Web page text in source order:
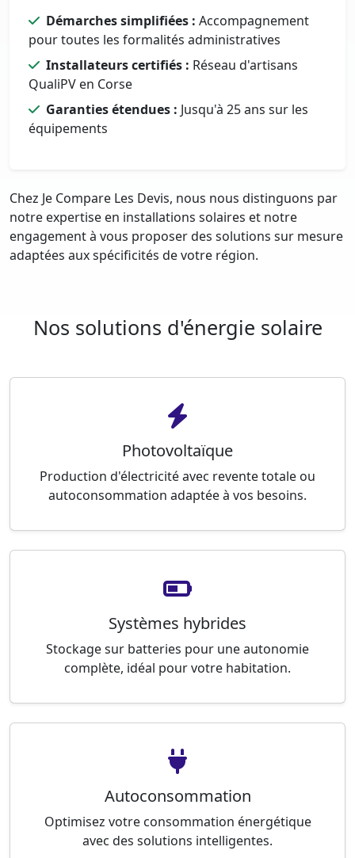
Démarches simplifiées : Accompagnement
pour toutes les formalités administratives
Installateurs certifiés : Réseau d'artisans
QualiPV en Corse
Garanties étendues : Jusqu'à 25 ans sur les
équipements
Chez Je Compare Les Devis, nous nous distinguons par
notre expertise en installations solaires et notre
engagement à vous proposer des solutions sur mesure
adaptées aux spécificités de votre région.
Nos solutions d'énergie solaire
Photovoltaïque
Production d'électricité avec revente totale ou
autoconsommation adaptée à vos besoins.
Systèmes hybrides
Stockage sur batteries pour une autonomie
complète, idéal pour votre habitation.
Autoconsommation
Optimisez votre consommation énergétique
avec des solutions intelligentes.